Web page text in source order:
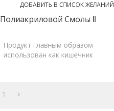
ДОБАВИТЬ В СПИСОК ЖЕЛАНИЙ
Полиакриловой Смолы Ⅱ
Продукт главным образом
использован как кишечник
1